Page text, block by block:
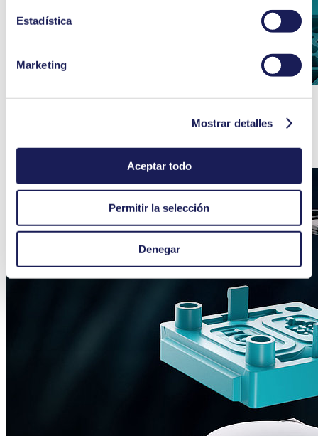
duración del almacenamiento de los datos en
Estadística
Marketing
Mostrar detalles
Aceptar todo
Permitir la selección
Denegar